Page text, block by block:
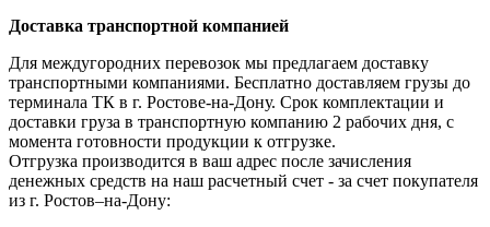
Доставка транспортной компанией
Для междугородних перевозок мы предлагаем доставку
транспортными компаниями. Бесплатно доставляем грузы до
терминала ТК в г. Ростове-на-Дону. Срок комплектации и
доставки груза в транспортную компанию 2 рабочих дня, с
момента готовности продукции к отгрузке.
Отгрузка производится в ваш адрес после зачисления
денежных средств на наш расчетный счет - за счет покупателя
из г. Ростов–на-Дону: